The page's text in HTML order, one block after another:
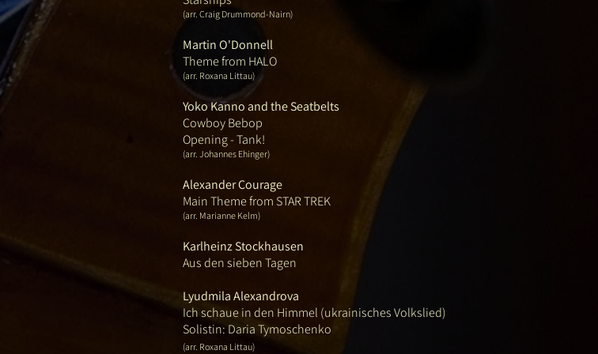
(arr. Craig Drummond-Nairn)
Martin O'Donnell
Theme from HALO
(arr. Roxana Littau)
Yoko Kanno and the Seatbelts
Cowboy Bebop
Opening - Tank!
(arr. Johannes Ehinger)
Alexander Courage
Main Theme from STAR TREK
(arr. Marianne Kelm)
Karlheinz Stockhausen
Aus den sieben Tagen
Lyudmila Alexandrova
Ich schaue in den Himmel (ukrainisches Volkslied)
Solistin: Daria Tymoschenko
(arr. Roxana Littau)